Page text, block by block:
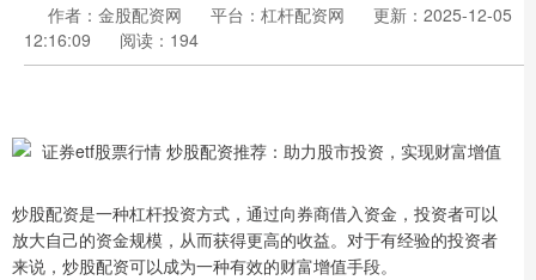
作者：金股配资网 平台：杠杆配资网
更新：2025-12-05
12:16:09
阅读：194
炒股配资是一种杠杆投资方式，通过向券商借入资金，投资者可以
放大自己的资金规模，从而获得更高的收益。对于有经验的投资者
来说，炒股配资可以成为一种有效的财富增值手段。